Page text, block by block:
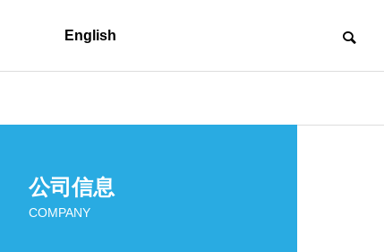
English
Company profie
公司信息
COMPANY